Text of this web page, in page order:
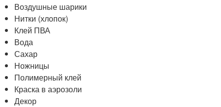
Воздушные шарики
Нитки (хлопок)
Клей ПВА
Вода
Сахар
Ножницы
Полимерный клей
Краска в аэрозоли
Декор